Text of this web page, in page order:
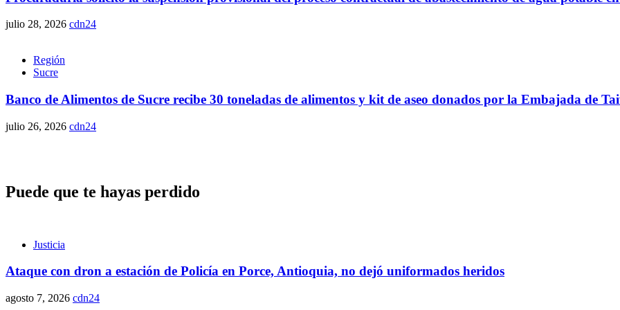
julio 28, 2026 cdn24
Región
Sucre
Banco de Alimentos de Sucre recibe 30 toneladas de alimentos y kit de aseo donados por la Embajada de
julio 26, 2026 cdn24
Puede que te hayas perdido
Justicia
Ataque con dron a estación de Policía en Porce, Antioquia, no dejó uniformados heridos
agosto 7, 2026 cdn24